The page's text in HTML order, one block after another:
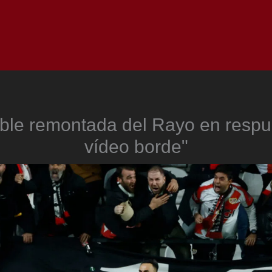
remontada del Rayo en
vídeo borde"